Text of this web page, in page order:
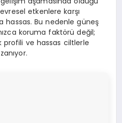
etkenlere karşı
hassas. Bu nedenle güneş
koruma faktörü değil;
profili ve hassas ciltlerle